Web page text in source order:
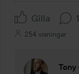
Gilla
254 visningar
Tony